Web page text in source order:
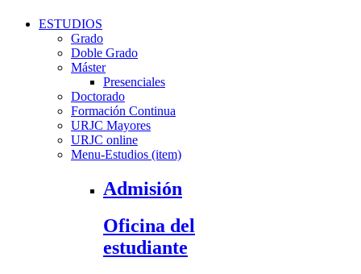
ESTUDIOS
Grado
Doble Grado
Máster
Presenciales
Doctorado
Formación Continua
URJC Mayores
URJC online
Menu-Estudios (item)
Admisión
Oficina del
estudiante